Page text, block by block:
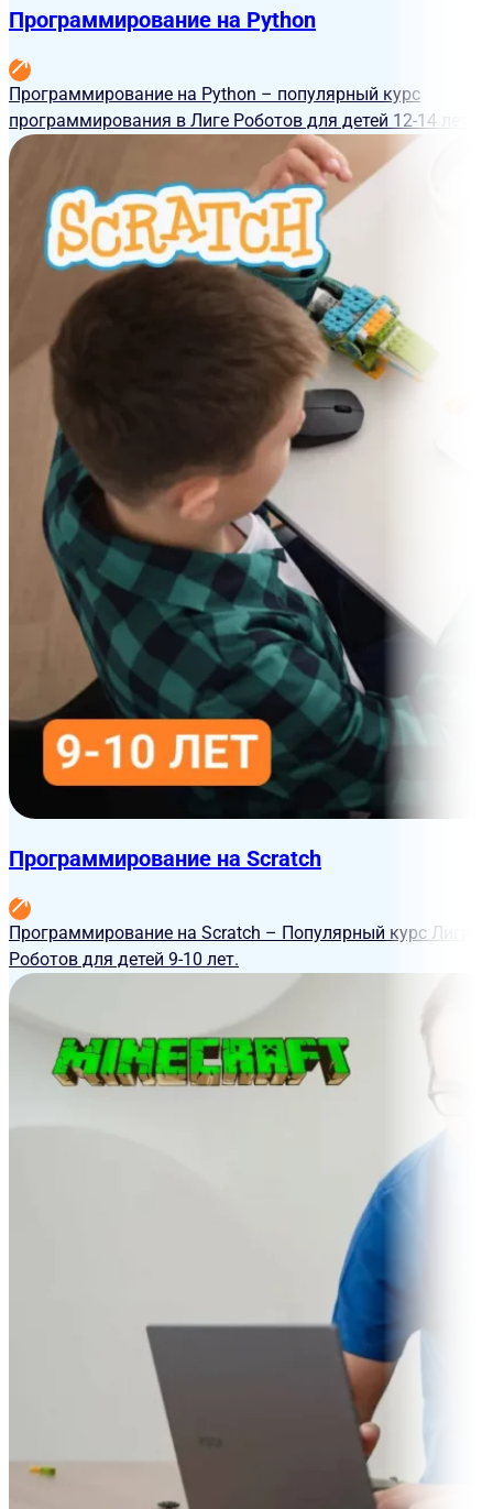
Программирование на Python
Программирование на Python – популярный курс
программирования в Лиге Роботов для детей 12-14 лет.
Программирование на Scratch
Программирование на Scratch – Популярный курс Лиги
Роботов для детей 9-10 лет.